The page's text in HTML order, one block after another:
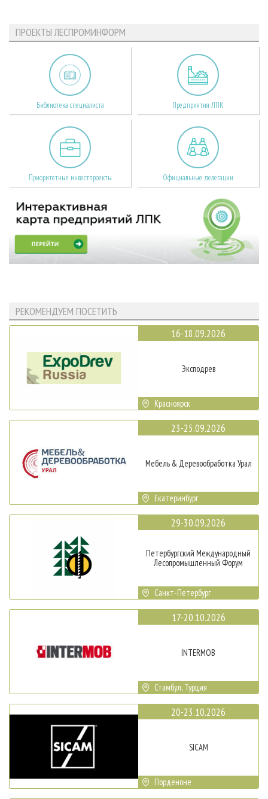
ПРОЕКТЫ ЛЕСПРОМИНФОРМ
Библиотека специалиста Предприятия ЛПК
Приоритетные инвестпроекты Официальные делегации
РЕКОМЕНДУЕМ ПОСЕТИТЬ
16-18.09.2026
Эксподрев
Красноярск
23-25.09.2026
Мебель & Деревообработка Урал
Екатеринбург
29-30.09.2026
Петербургский Международный
Лесопромышленный Форум
Санкт-Петербург
17-20.10.2026
INTERMOB
Стамбул, Турция
20-23.10.2026
SICAM
Порденоне